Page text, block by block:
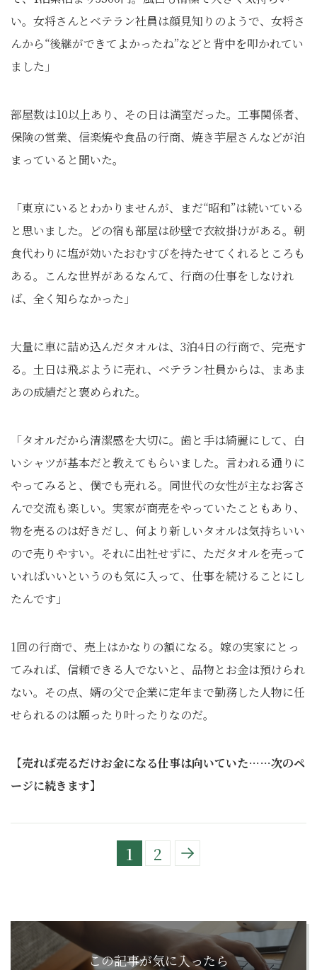
い。女将さんとベテラン社員は顔見知りのようで、女将さ
んから“後継ができてよかったね”などと背中を叩かれてい
ました」
部屋数は10以上あり、その日は満室だった。工事関係者、
保険の営業、信楽焼や食品の行商、焼き芋屋さんなどが泊
まっていると聞いた。
「東京にいるとわかりませんが、まだ“昭和”は続いている
と思いました。どの宿も部屋は砂壁で衣紋掛けがある。朝
食代わりに塩が効いたおむすびを持たせてくれるところも
ある。こんな世界があるなんて、行商の仕事をしなけれ
ば、全く知らなかった」
大量に車に詰め込んだタオルは、3泊4日の行商で、完売す
る。土日は飛ぶように売れ、ベテラン社員からは、まあま
あの成績だと褒められた。
「タオルだから清潔感を大切に。歯と手は綺麗にして、白
いシャツが基本だと教えてもらいました。言われる通りに
やってみると、僕でも売れる。同世代の女性が主なお客さ
んで交流も楽しい。実家が商売をやっていたこともあり、
物を売るのは好きだし、何より新しいタオルは気持ちいい
ので売りやすい。それに出社せずに、ただタオルを売って
いればいいというのも気に入って、仕事を続けることにし
たんです」
1回の行商で、売上はかなりの額になる。嫁の実家にとっ
てみれば、信頼できる人でないと、品物とお金は預けられ
ない。その点、婿の父で企業に定年まで勤務した人物に任
せられるのは願ったり叶ったりなのだ。
【売れば売るだけお金になる仕事は向いていた……次のペ
ージに続きます】
1 2
この記事が気に入ったら